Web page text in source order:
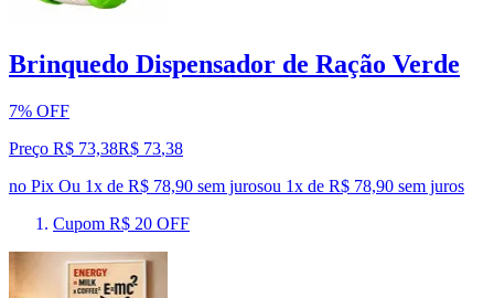
Brinquedo Dispensador de Ração Verde
7% OFF
Preço R$ 73,38R$ 73,38
no Pix Ou 1x de R$ 78,90 sem jurosou 1x de R$ 78,90 sem juros
Cupom R$ 20 OFF